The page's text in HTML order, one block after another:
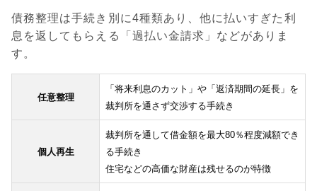
債務整理は手続き別に4種類あり、他に払いすぎた利
息を返してもらえる「過払い金請求」などがありま
す。
任意整理
「将来利息のカット」や「返済期間の延長」を
裁判所を通さず交渉する手続き
個人再生
裁判所を通して借金額を最大80％程度減額でき
る手続き
住宅などの高価な財産は残せるのが特徴